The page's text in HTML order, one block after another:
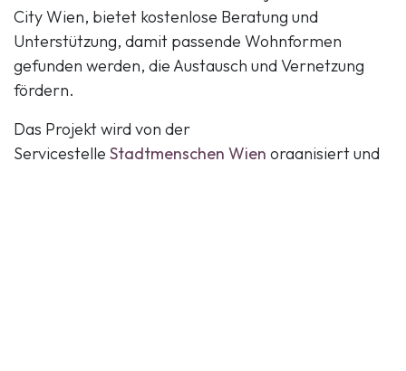
City Wien, bietet kostenlose Beratung und
Unterstützung, damit passende Wohnformen
gefunden werden, die Austausch und Vernetzung
fördern.
Das Projekt wird von der
Servicestelle Stadtmenschen Wien organisiert und